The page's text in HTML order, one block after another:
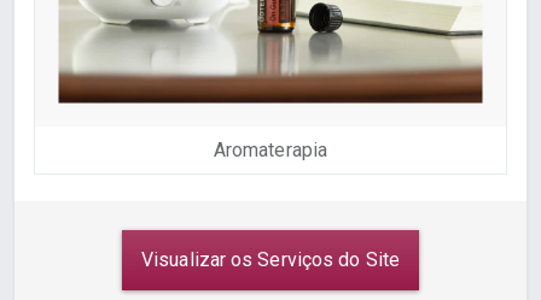
Aromaterapia
Visualizar os Serviços do Site